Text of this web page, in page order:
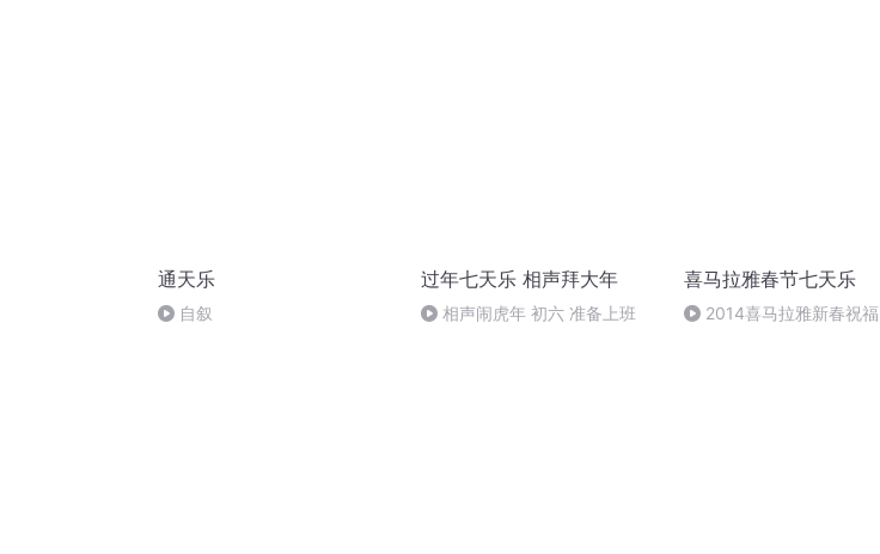
通天乐
自叙
过年七天乐 相声拜大年
相声闹虎年 初六 准备上班
喜马拉雅春节七天乐
2014喜马拉雅新春祝福